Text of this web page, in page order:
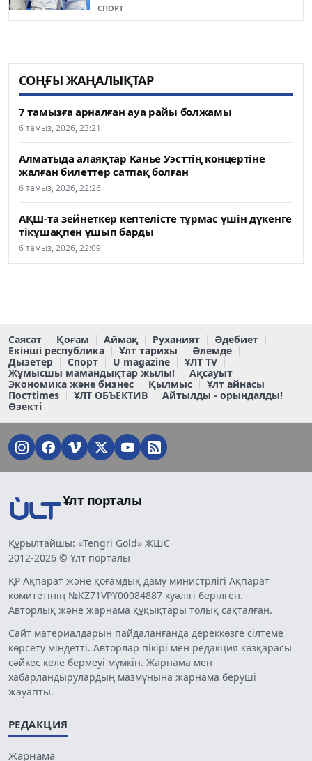
СПОРТ
СОҢҒЫ ЖАҢАЛЫҚТАР
7 тамызға арналған ауа райы болжамы
6 тамыз, 2026, 23:21
Алматыда алаяқтар Канье Уэсттің концертіне
жалған билеттер сатпақ болған
6 тамыз, 2026, 22:26
АҚШ-та зейнеткер кептелісте тұрмас үшін дүкенге
тікұшақпен ұшып барды
6 тамыз, 2026, 22:09
Саясат Қоғам Аймақ Руханият
Әдебиет
Екінші республика
Ұлт тарихы
Әлемде
Дызетер
Спорт U magazine
ҰЛТ TV
Жұмысшы мамандықтар жылы!
Ақсауыт
Экономика және бизнес
Қылмыс
Ұлт айнасы
Постtimes
ҰЛТ ОБЪЕКТИВ
Айтылды - орындалды!
Өзекті
Ұлт порталы
Құрылтайшы: «Tengri Gold» ЖШС
2012-2026 © Ұлт порталы
ҚР Ақпарат және қоғамдық даму министрлігі Ақпарат
комитетінің №KZ71VPY00084887 куәлігі берілген.
Авторлық және жарнама құқықтары толық сақталған.
Сайт материалдарын пайдаланғанда дереккөзге сілтеме
көрсету міндетті. Авторлар пікірі мен редакция көзқарасы
сәйкес келе бермеуі мүмкін. Жарнама мен
хабарландырулардың мазмұнына жарнама беруші
жауапты.
РЕДАКЦИЯ
Жарнама